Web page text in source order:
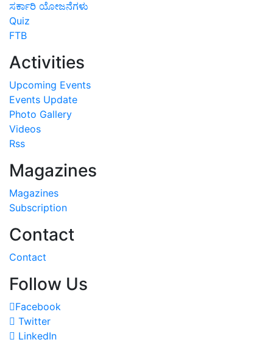
ಸರ್ಕಾರಿ ಯೋಜನೆಗಳು
Quiz
FTB
Activities
Upcoming Events
Events Update
Photo Gallery
Videos
Rss
Magazines
Magazines
Subscription
Contact
Contact
Follow Us
Facebook
Twitter
LinkedIn